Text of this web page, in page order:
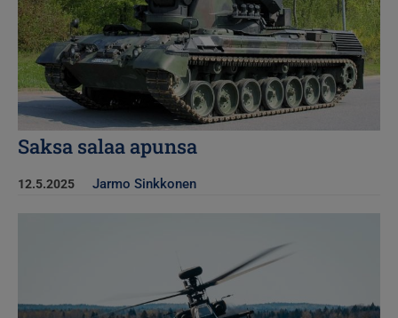
Saksa salaa apunsa
12.5.2025 Jarmo Sinkkonen